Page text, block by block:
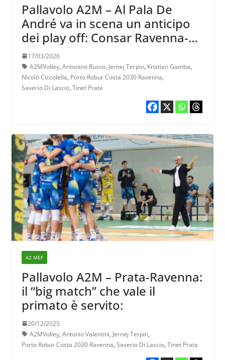
Pallavolo A2M – Al Pala De
André va in scena un anticipo
dei play off: Consar Ravenna-
Tinet Prata
17/03/2026
A2MVolley, Antonino Russo, Jernej Terpin, Kristian Gamba,
Nicolò Ciccolella, Porto Robur Costa 2030 Ravenna,
Saverio Di Lascio, Tinet Prata
A2 MEF
Pallavolo A2M – Prata-Ravenna:
il “big match” che vale il
primato è servito:
20/12/2025
A2MVolley, Antonio Valentini, Jernej Terpin,
Porto Robur Costa 2030 Ravenna, Saverio Di Lascio, Tinet Prata